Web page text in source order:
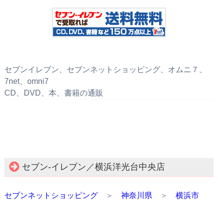
セブンイレブン、セブンネットショッピング、オムニ７、
7net、omni7
CD、DVD、本、書籍の通販
セブン‐イレブン／横浜洋光台中央店
セブンネットショッピング＞ 神奈川県 ＞ 横浜市